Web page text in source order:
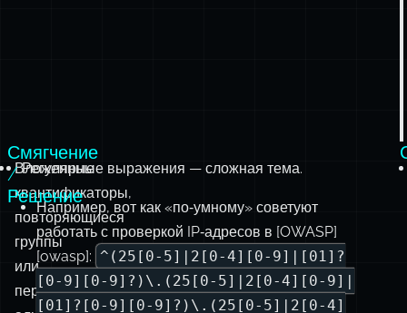
Вложенные
квантификаторы,
повторяющиеся
группы
или
перекрывающиеся
Смягчение
/
Решение
Регулярные выражения — сложная тема.
Например, вот как «по‑умному» советуют
работать с проверкой IP‑адресов в [OWASP]
[owasp]: ^(25[0-5]|2[0-4][0-9]|[01]?
[0-9][0-9]?)\.(25[0-5]|2[0-4][0-9]|
[01]?[0-9][0-9]?)\.(25[0-5]|2[0-4]